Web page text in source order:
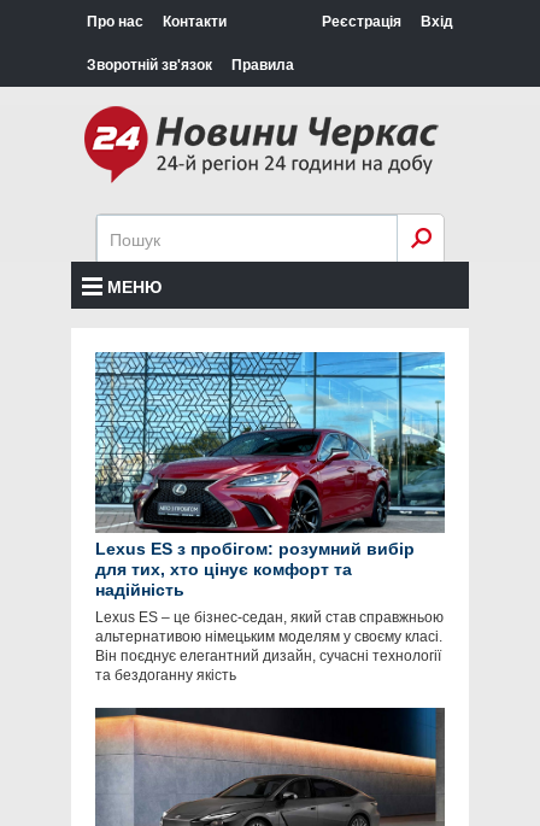
Про нас Контакти
Зворотній зв'язок Правила
Реєстрація Вхід
МЕНЮ
Lexus ES з пробігом: розумний вибір
для тих, хто цінує комфорт та
надійність
Lexus ES – це бізнес-седан, який став справжньою
альтернативою німецьким моделям у своєму класі.
Він поєднує елегантний дизайн, сучасні технології
та бездоганну якість